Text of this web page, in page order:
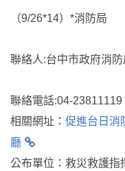
（9/26*14）*消防局
聯絡人:台中市政府消
聯絡電話:04-23811119
相關網址： 促進台日消
廳
公布單位：救災救護指